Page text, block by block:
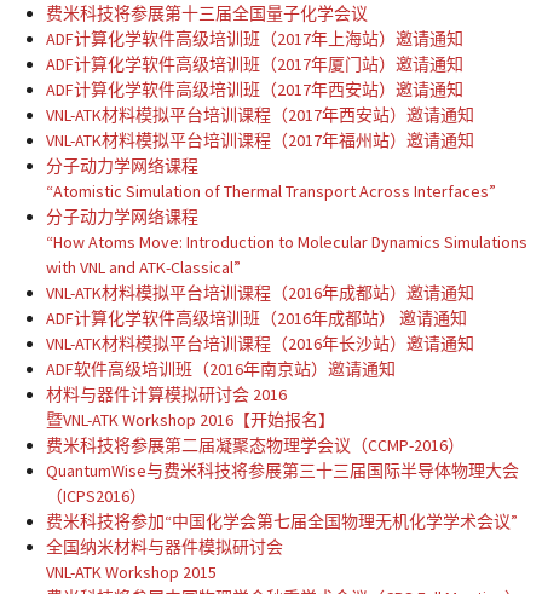
费米科技将参展第十三届全国量子化学会议
ADF计算化学软件高级培训班（2017年上海站）邀请通知
ADF计算化学软件高级培训班（2017年厦门站）邀请通知
ADF计算化学软件高级培训班（2017年西安站）邀请通知
VNL-ATK材料模拟平台培训课程（2017年西安站）邀请通知
VNL-ATK材料模拟平台培训课程（2017年福州站）邀请通知
分子动力学网络课程
“Atomistic Simulation of Thermal Transport Across Interfaces”
分子动力学网络课程
“How Atoms Move: Introduction to Molecular Dynamics Simulations
with VNL and ATK-Classical”
VNL-ATK材料模拟平台培训课程（2016年成都站）邀请通知
ADF计算化学软件高级培训班（2016年成都站） 邀请通知
VNL-ATK材料模拟平台培训课程（2016年长沙站）邀请通知
ADF软件高级培训班（2016年南京站）邀请通知
材料与器件计算模拟研讨会 2016
暨VNL-ATK Workshop 2016【开始报名】
费米科技将参展第二届凝聚态物理学会议（CCMP-2016）
QuantumWise与费米科技将参展第三十三届国际半导体物理大会
（ICPS2016）
费米科技将参加“中国化学会第七届全国物理无机化学学术会议”
全国纳米材料与器件模拟研讨会
VNL-ATK Workshop 2015